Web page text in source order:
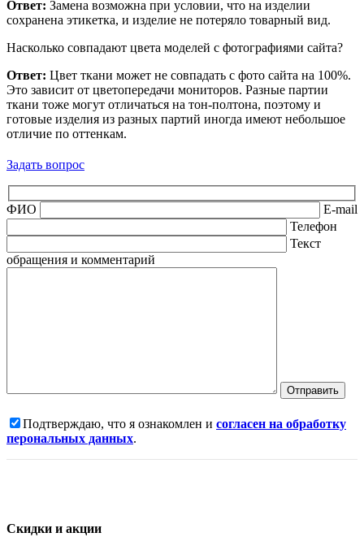
Ответ: Замена возможна при условии, что на изделии
сохранена этикетка, и изделие не потеряло товарный вид.
Насколько совпадают цвета моделей с фотографиями сайта?
Ответ: Цвет ткани может не совпадать с фото сайта на 100%.
Это зависит от цветопередачи мониторов. Разные партии
ткани тоже могут отличаться на тон-полтона, поэтому и
готовые изделия из разных партий иногда имеют небольшое
отличие по оттенкам.
Задать вопрос
ФИО
E-mail
Телефон
Текст
обращения и комментарий
Подтверждаю, что я ознакомлен и согласен на обработку
перональных данных.
Скидки и акции